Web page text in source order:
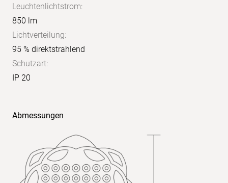
Leuchtenlichtstrom:
850 lm
Lichtverteilung:
95 % direktstrahlend
Schutzart:
IP 20
Y:
+0,3/-0,2
Abmessungen